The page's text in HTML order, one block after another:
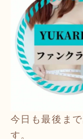
今日も最後ま
す。